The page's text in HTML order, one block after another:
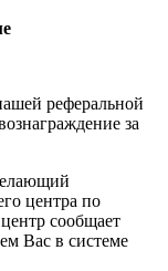
реферальной
за
центра по
сообщает
Вас в системе